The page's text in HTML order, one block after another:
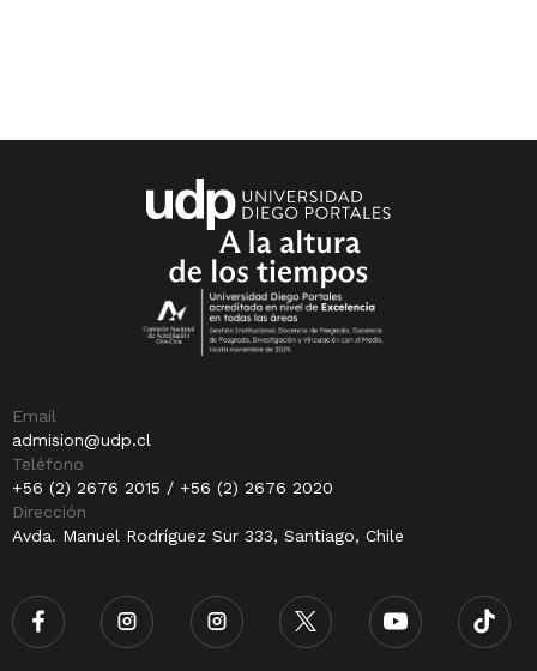
Email
admision@udp.cl
Teléfono
+56 (2) 2676 2015 / +56 (2) 2676 2020
Dirección
Avda. Manuel Rodríguez Sur 333, Santiago, Chile